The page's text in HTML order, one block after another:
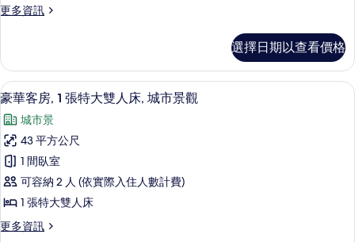
的
相
片
景
情
張
準
雙
人
床,
城
市
景
觀
的
更多資訊
更
客
房,
2
標
準
雙
人
床,
城
市
景
選擇日期以查看價格
顯
示
豪
華
客
房,
1
張
低過敏寢具、客房內保險箱、遮光布/
3
豪華客房, 1 張特大雙人床, 城市景觀
城市景
43 平方公尺
1 間臥室
可容納 2 人 (依實際入住人數計費)
1 張特大雙人床
更多資訊
更